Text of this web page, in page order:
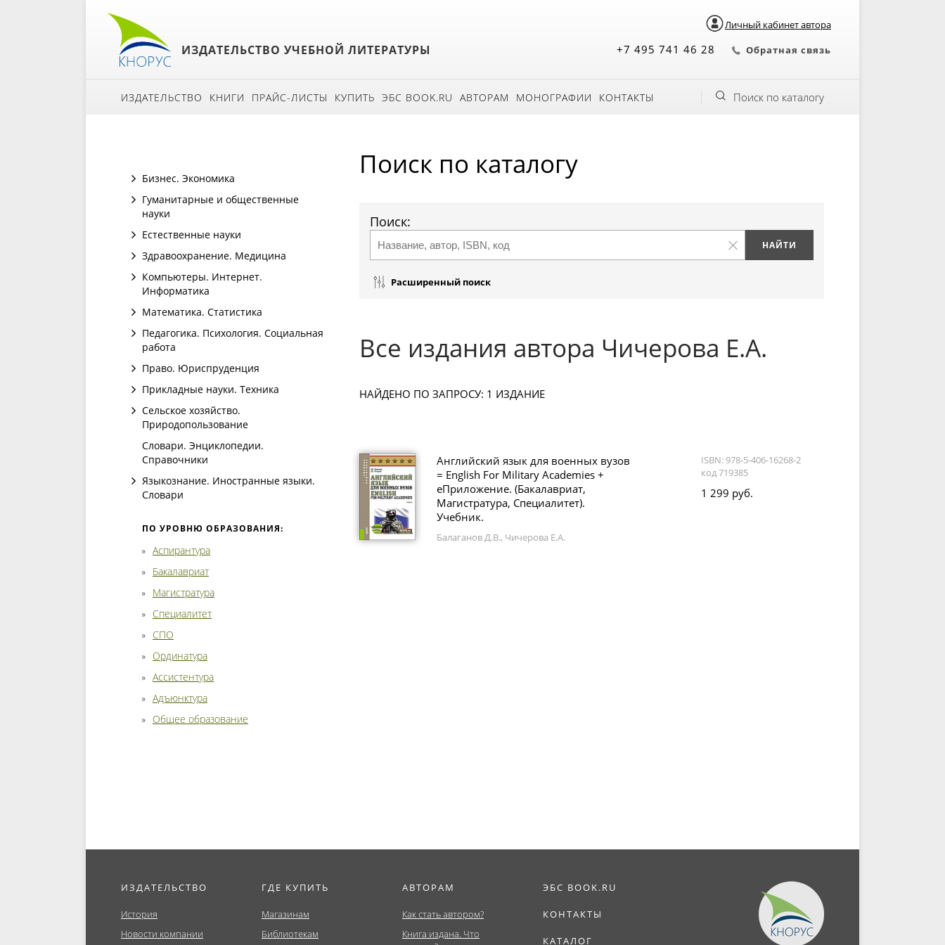
Личный кабинет автора
ИЗДАТЕЛЬСТВО УЧЕБНОЙ ЛИТЕРАТУРЫ +7 495 741 46 28 Обратная связь
ИЗДАТЕЛЬСТВО КНИГИ ПРАЙС-ЛИСТЫ КУПИТЬ ЭБС BOOK.RU АВТОРАМ МОНОГРАФИИ КОНТАКТЫ Поиск по каталогу
Бизнес. Экономика
Гуманитарные и общественные
науки
Естественные науки
Здравоохранение. Медицина
Компьютеры. Интернет.
Информатика
Математика. Статистика
Педагогика. Психология. Социальная
работа
Право. Юриспруденция
Прикладные науки. Техника
Сельское хозяйство.
Природопользование
Словари. Энциклопедии.
Справочники
Языкознание. Иностранные языки.
Словари
ПО УРОВНЮ ОБРАЗОВАНИЯ:
Аспирантура
Бакалавриат
Магистратура
Специалитет
СПО
Ординатура
Ассистентура
Адъюнктура
Общее образование
Поиск по каталогу
Поиск:
Расширенный поиск
Все издания автора Чичерова Е.А.
НАЙДЕНО ПО ЗАПРОСУ: 1 ИЗДАНИЕ
Английский язык для военных вузов
= English For Military Academies +
еПриложение. (Бакалавриат,
Магистратура, Специалитет).
Учебник.
Балаганов Д.В., Чичерова Е.А.
ISBN: 978-5-406-16268-2
код 719385
1 299 руб.
ИЗДАТЕЛЬСТВО
История
Новости компании
ГДЕ КУПИТЬ
Магазинам
Библиотекам
АВТОРАМ
Как стать автором?
Книга издана. Что
ЭБС BOOK.RU
КОНТАКТЫ
КАТАЛОГ